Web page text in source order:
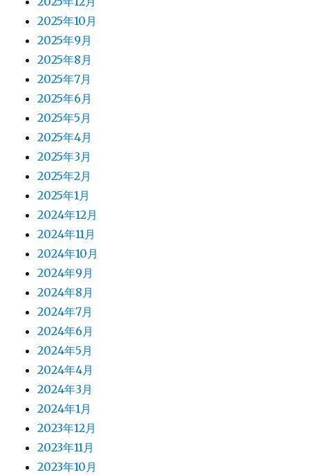
2025年10月
2025年9月
2025年8月
2025年7月
2025年6月
2025年5月
2025年4月
2025年3月
2025年2月
2025年1月
2024年12月
2024年11月
2024年10月
2024年9月
2024年8月
2024年7月
2024年6月
2024年5月
2024年4月
2024年3月
2024年1月
2023年12月
2023年11月
2023年10月